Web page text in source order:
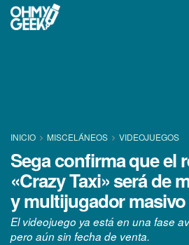
INICIO MISCELÁNEOS VIDEOJUEGOS
Sega confirma que el
«Crazy Taxi» será de
y multijugador masivo
El videojuego ya está en una fase
pero aún sin fecha de venta.